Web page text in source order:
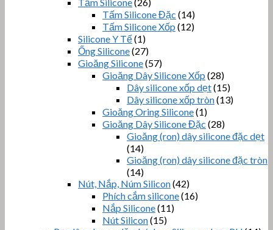
Tấm Silicone Đặc (14)
Tấm Silicone Xốp (12)
Silicone Y Tế(1)
Ống Silicone(27)
Gioăng Silicone(57)
Gioăng Dây Silicone Xốp (28)
Dây silicone xốp dẹt(15)
Dây silicone xốp tròn(13)
Gioăng Oring Silicone(1)
Gioăng Dây Silicone Đặc (28)
Gioăng (ron) dây silicone đặc dẹt
(14)
Gioăng (ron) dây silicone đặc tròn
(14)
Nút, Nắp, Núm Silicon(42)
Phích cắm silicone(16)
Nắp Silicone(11)
Nút Silicon(15)